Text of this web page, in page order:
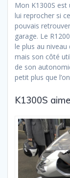
Mon K1300S est
lui reprocher si
pouvais
garage. Le
le plus au
mais son côté
de son
petit plus que
K1300S